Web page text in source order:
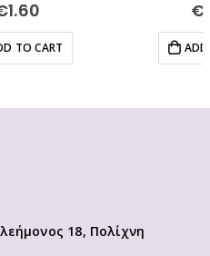
18, Πολίχνη